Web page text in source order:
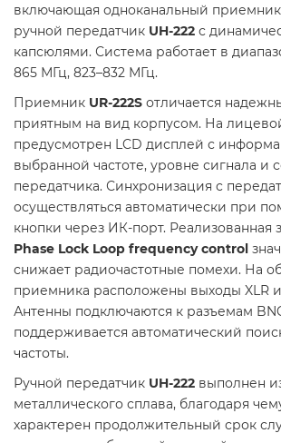
включающая одноканальный приемник
ручной передатчик UH-222 с
капсюлями. Система работает в
865 МГц, 823–832 МГц.
Приемник UR-222S отличается
приятным на вид корпусом. На
предусмотрен LCD дисплей с
выбранной частоте, уровне сигнала и
передатчика. Синхронизация с
осуществляться автоматически при
кнопки через ИК-порт. Реализованная
Phase Lock Loop frequency control
снижает радиочастотные помехи. На
приемника расположены выходы XLR и
Антенны подключаются к разъемам
поддерживается автоматический
частоты.
Ручной передатчик UH-222 выполнен
металлического сплава, благодаря
характерен продолжительный срок